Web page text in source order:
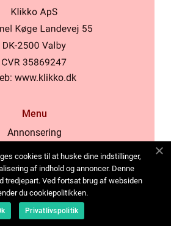
www.klikko.dk
Menu
Annonsering
Cookies
Kontakta oss
Sitemap
cookies til at huske dine indstillinger,
af indhold og annoncer. Denne
tredjepart. Ved fortsat brug af websiden
du cookiepolitikken.
Privatlivspolitik